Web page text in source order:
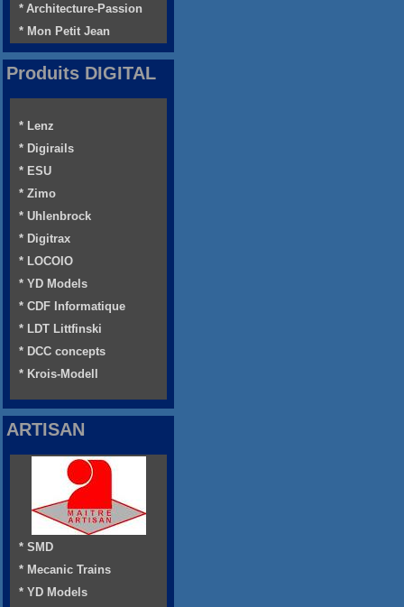
* Architecture-Passion
* Mon Petit Jean
Produits DIGITAL
* Lenz
* Digirails
* ESU
* Zimo
* Uhlenbrock
* Digitrax
* LOCOIO
* YD Models
* CDF Informatique
* LDT Littfinski
* DCC concepts
* Krois-Modell
ARTISAN
* SMD
* Mecanic Trains
* YD Models